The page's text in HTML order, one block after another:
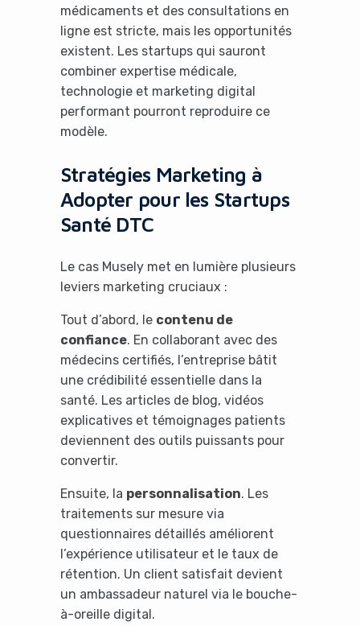
médicaments et des consultations en
ligne est stricte, mais les opportunités
existent. Les startups qui sauront
combiner expertise médicale,
technologie et marketing digital
performant pourront reproduire ce
modèle.
Stratégies Marketing à
Adopter pour les Startups
Santé DTC
Le cas Musely met en lumière plusieurs
leviers marketing cruciaux :
Tout d’abord, le contenu de
confiance. En collaborant avec des
médecins certifiés, l’entreprise bâtit
une crédibilité essentielle dans la
santé. Les articles de blog, vidéos
explicatives et témoignages patients
deviennent des outils puissants pour
convertir.
Ensuite, la personnalisation. Les
traitements sur mesure via
questionnaires détaillés améliorent
l’expérience utilisateur et le taux de
rétention. Un client satisfait devient
un ambassadeur naturel via le bouche-
à-oreille digital.
It looks like you're
using an ad-blocker!
Yes, I will turn off Ad-Blocker